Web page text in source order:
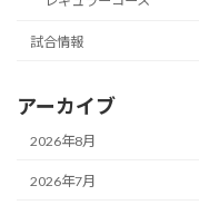
試合情報
アーカイブ
2026年8月
2026年7月